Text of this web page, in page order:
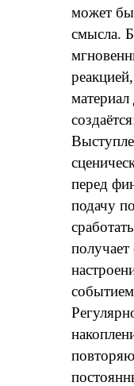
может
смысла.
перед
подачу